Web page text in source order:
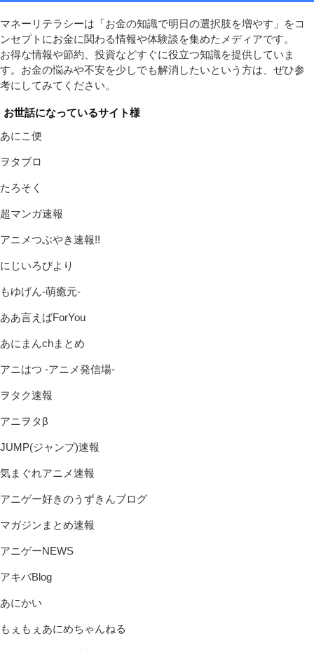
マネーリテラシーは「お金の知識で明日の選択肢を増やす」をコ
ンセプトにお金に関わる情報や体験談を集めたメディアです。
お得な情報や節約、投資などすぐに役立つ知識を提供していま
す。お金の悩みや不安を少しでも解消したいという方は、ぜひ参
考にしてみてください。
お世話になっているサイト様
あにこ便
ヲタブロ
たろそく
超マンガ速報
アニメつぶやき速報!!
にじいろびより
もゆげん-萌癒元-
ああ言えばForYou
あにまんchまとめ
アニはつ -アニメ発信場-
ヲタク速報
アニヲタβ
JUMP(ジャンプ)速報
気まぐれアニメ速報
アニゲー好きのうずきんブログ
マガジンまとめ速報
アニゲーNEWS
アキバBlog
あにかい
もぇもぇあにめちゃんねる